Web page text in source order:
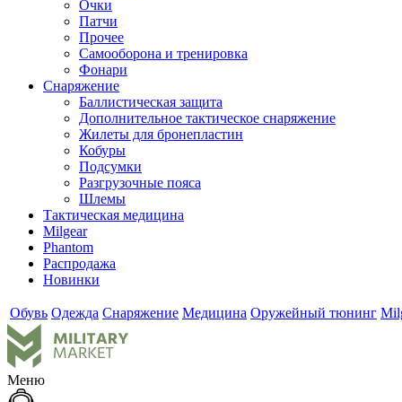
Очки
Патчи
Прочее
Самооборона и тренировка
Фонари
Снаряжение
Баллистическая защита
Дополнительное тактическое снаряжение
Жилеты для бронепластин
Кобуры
Подсумки
Разгрузочные пояса
Шлемы
Тактическая медицина
Milgear
Phantom
Распродажа
Новинки
Обувь Одежда Снаряжение Медицина Оружейный тюнинг
Меню